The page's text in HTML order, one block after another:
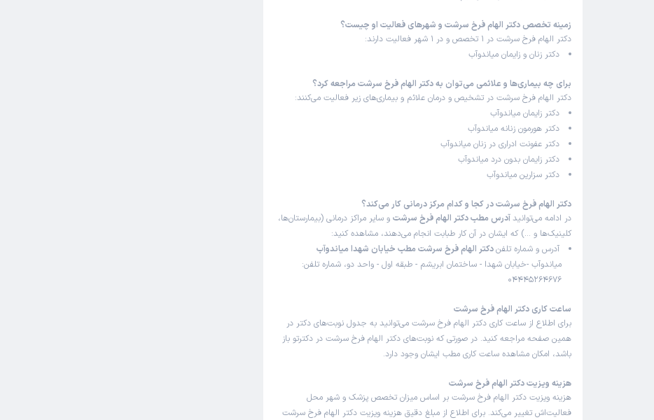
زمینه تخصص دکتر الهام فرخ سرشت و شهرهای فعالیت او چیست؟
دکتر الهام فرخ سرشت در 1 تخصص و در 1 شهر فعالیت دارند:
دکتر زنان و زایمان میاندوآب
برای چه بیماری‌ها و علائمی می‌توان به دکتر الهام فرخ سرشت مراجعه کرد؟
دکتر الهام فرخ سرشت در تشخیص و درمان علائم و بیماری‌های زیر فعالیت می‌کنند:
دکتر زایمان میاندوآب
دکتر هورمون زنانه میاندوآب
دکتر عفونت ادراری در زنان میاندوآب
دکتر زایمان بدون درد میاندوآب
دکتر سزارین میاندوآب
دکتر الهام فرخ سرشت در کجا و کدام مرکز درمانی کار می‌کند؟
در ادامه می‌توانید آدرس مطب دکتر الهام فرخ سرشت و سایر مراکز درمانی (بیمارستان‌ها،
کلینیک‌ها و …) که ایشان در آن کار طبابت انجام می‌دهند، مشاهده کنید:
آدرس و شماره تلفندکتر الهام فرخ سرشت مطب خیابان شهدا میاندوآب
میاندوآب -خیابان شهدا - ساختمان ابریشم - طبقه اول - واحد دو، شماره تلفن:
04445264676
ساعت کاری دکتر الهام فرخ سرشت
برای اطلاع از ساعت کاری دکتر الهام فرخ سرشت می‌توانید به جدول نوبت‌های دکتر در
همین صفحه مراجعه کنید. در صورتی که نوبت‌های دکتر الهام فرخ سرشت در دکترتو باز
باشد، امکان مشاهده ساعت کاری مطب ایشان وجود دارد.
هزینه ویزیت دکتر الهام فرخ سرشت
هزینه ویزیت دکتر الهام فرخ سرشت بر اساس میزان تخصص پزشک و شهر محل
فعالیت‌اش تغییر می‌کند. برای اطلاع از مبلغ دقیق هزینه ویزیت دکتر الهام فرخ سرشت